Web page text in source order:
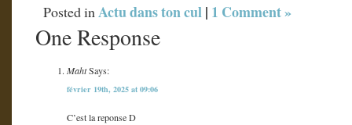
Posted in Actu dans ton cul| 1 Comment »
One Response
MahtSays:
février 19th, 2025 at 09:06
C’est la reponse D